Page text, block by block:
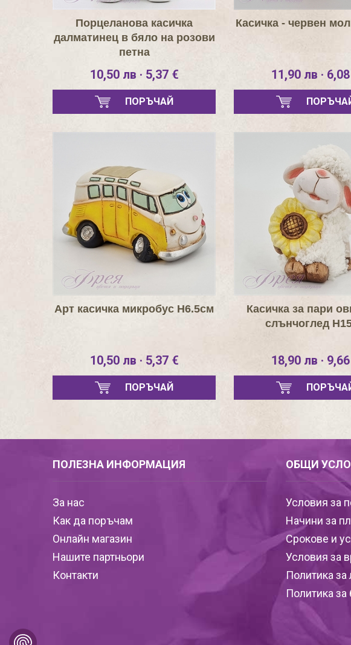
Порцеланова касичка
далматинец в бяло на розови
петна
10,50 лв · 5,37 €
ПОРЪЧАЙ
Касичка - червен
11,90 лв ·
Арт касичка микробус Н6.5см
10,50 лв · 5,37 €
ПОРЪЧАЙ
Касичка за пари
слънчоглед
18,90 лв ·
ПОЛЕЗНА ИНФОРМАЦИЯ
За нас
Как да поръчам
Онлайн магазин
Нашите партньори
Контакти
ОБЩИ
Условия за
Начини за
Срокове и
Условия за
Политика за
Политика за